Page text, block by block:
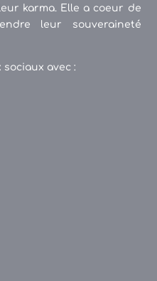
karma. Elle a coeur de
leur souveraineté
avec :